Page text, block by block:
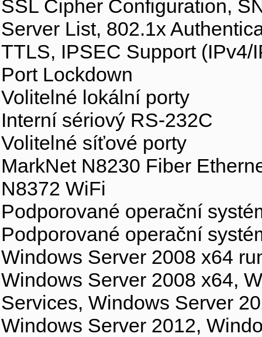
SSL Cipher Configuration,
Server List, 802.1x
TTLS, IPSEC Support (IPv4/
Port Lockdown
Volitelné lokální porty
Interní sériový RS-232C
Volitelné síťové porty
MarkNet N8230 Fiber
N8372 WiFi
Podporované operační
Podporované operační
Windows Server 2008 x64
Windows Server 2008 x64,
Services, Windows Server
Windows Server 2012,